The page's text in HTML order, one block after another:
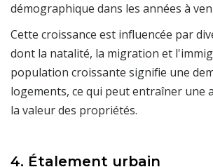
démographique dans les années à
Cette croissance est influencée par
dont la natalité, la migration et
population croissante signifie une
logements, ce qui peut entraîner une
la valeur des propriétés.
4. Étalement urbain